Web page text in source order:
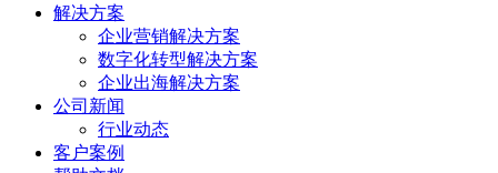
解决方案
企业营销解决方案
数字化转型解决方案
企业出海解决方案
公司新闻
行业动态
客户案例